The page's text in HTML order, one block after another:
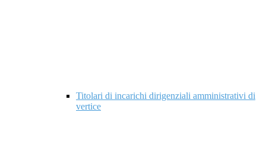
Titolari di incarichi dirigenziali amministrativi di
vertice